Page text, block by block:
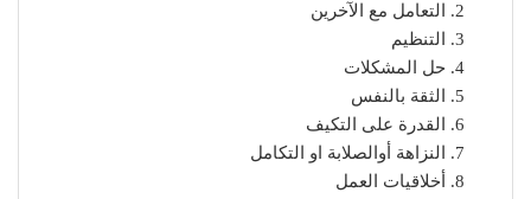
التعامل مع الآخرين
التنظيم
حل المشكلات
الثقة بالنفس
القدرة على التكيف
النزاهة أوالصلابة او التكامل
أخلاقيات العمل